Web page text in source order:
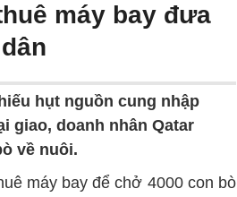
máy bay đưa
hụt nguồn cung nhập
giao, doanh nhân Qatar
về nuôi.
máy bay để chở 4000 con bò